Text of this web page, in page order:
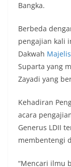
Bangka.
Berbeda
pengajian kali
Dakwah
Suparta yang
Zayadi yang
Kehadiran
acara
Generus LDII
membentengi
“Mencari ilmu